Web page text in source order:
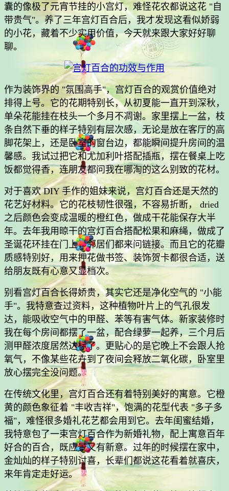
囊的像极了元宵节挂的小宫灯，难怪花农都说这花 "自
带贵气"。养了三年宫灯百合后，我才发现这看似娇弱
的小花，藏着不少实用价值，今天就来跟大家好好聊
聊。
作为装饰界的 "氛围高手"，宫灯百合的观赏价值绝对
排得上号。它的花期特别长，从初夏能一直开到深秋，
单朵花能挂在枝头一个多月不凋谢。家里摆上一盆，枝
条自然下垂的样子特别有层次感，无论是放在客厅的高
脚花架上，还是卧室的窗台边，都能瞬间提升房间的温
馨感。我试过把它和尤加利叶搭配插瓶，摆在餐桌上吃
饭都觉得香，连朋友都问我在哪淘的这么别致的花材。
对于喜欢 DIY 手作的姐妹来说，宫灯百合还是天然的
花艺好材料。它的花枝韧性很强，不容易折断， dried
之后颜色会变成温暖的橙红色，做成干花能保存大半
年。去年我用晾干的宫灯百合搭配松果和麻绳，做成了
圣诞花环挂在门上，邻居们都来问链接。而且它的花瓣
质感特别好，用来押花做书签、装饰贺卡都很合适，送
给朋友既有心意又显档次。
别看宫灯百合长得娇贵，其实它还是净化空气的 "小能
手"。我特意查过资料，这种植物叶片上的气孔很发
达，能吸收空气中的甲醛、苯等有害气体。新家装修时
我在每个房间都摆了一盆，配合绿萝一起养，三个月后
测甲醛浓度居然达标了。更贴心的是它晚上不会跟人抢
氧气，不像某些花卉到了夜间会释放二氧化碳，卧室里
放心摆完全没问题。
在传统文化里，宫灯百合还有着特别美好的寓意。它橙
黄的颜色象征着 "丰收吉祥"，饱满的花型代表 "多子多
福"，难怪很多婚礼花艺都会用到它。去年闺蜜结婚，
我特意包了一束宫灯百合作为新婚礼物，配上寓意百年
好合的百合，既应景又有新意。过年的时候摆在家中，
金灿灿的样子特别讨喜，长辈们都说这花看着就喜庆，
来年肯定走好运。